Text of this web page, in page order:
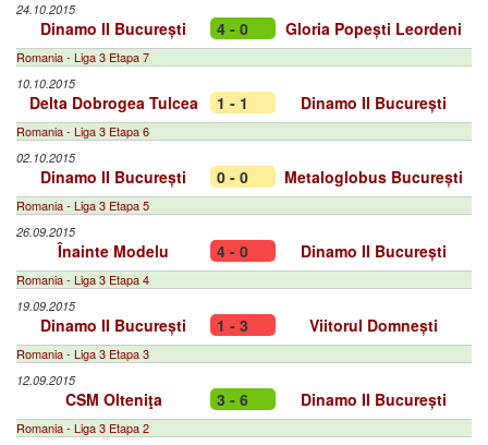
24.10.2015
Dinamo II București 4 - 0 Gloria Popești Leordeni
Romania - Liga 3 Etapa 7
10.10.2015
Delta Dobrogea Tulcea 1 - 1 Dinamo II București
Romania - Liga 3 Etapa 6
02.10.2015
Dinamo II București 0 - 0 Metaloglobus București
Romania - Liga 3 Etapa 5
26.09.2015
Înainte Modelu 4 - 0 Dinamo II București
Romania - Liga 3 Etapa 4
19.09.2015
Dinamo II București 1 - 3 Viitorul Domnești
Romania - Liga 3 Etapa 3
12.09.2015
CSM Olteniţa 3 - 6 Dinamo II București
Romania - Liga 3 Etapa 2